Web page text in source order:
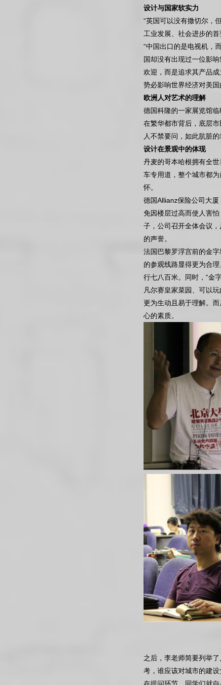
设计与国家软实力
“英国可以没有撒切尔，
工业发展、社会进步的
“中国出口的是电视机，
国却没有出现过一位影
欢迎，而是追求其产品
势必影响世界经济对美
欧洲人对艺术的理解
德国科隆的一家展览馆
在繁华都市背后，底层
人不禁要问，如此肮脏
设计在景观中的体现
丹麦的哥本哈根拥有全
车专用道，整个城市都
怀。
德国Allianz保险公司大
免因楼层过高而使人害
子，公司召开全体会议
的声誉。
法国巴黎罗浮宫前的金
的参观线路显得更为合
行七八百米。同时，“金
凡尔赛皇家菜园、可以
更为生动且易于理解。
心的素质。
之后，李老师简要列举
考，谁应该对城市的建